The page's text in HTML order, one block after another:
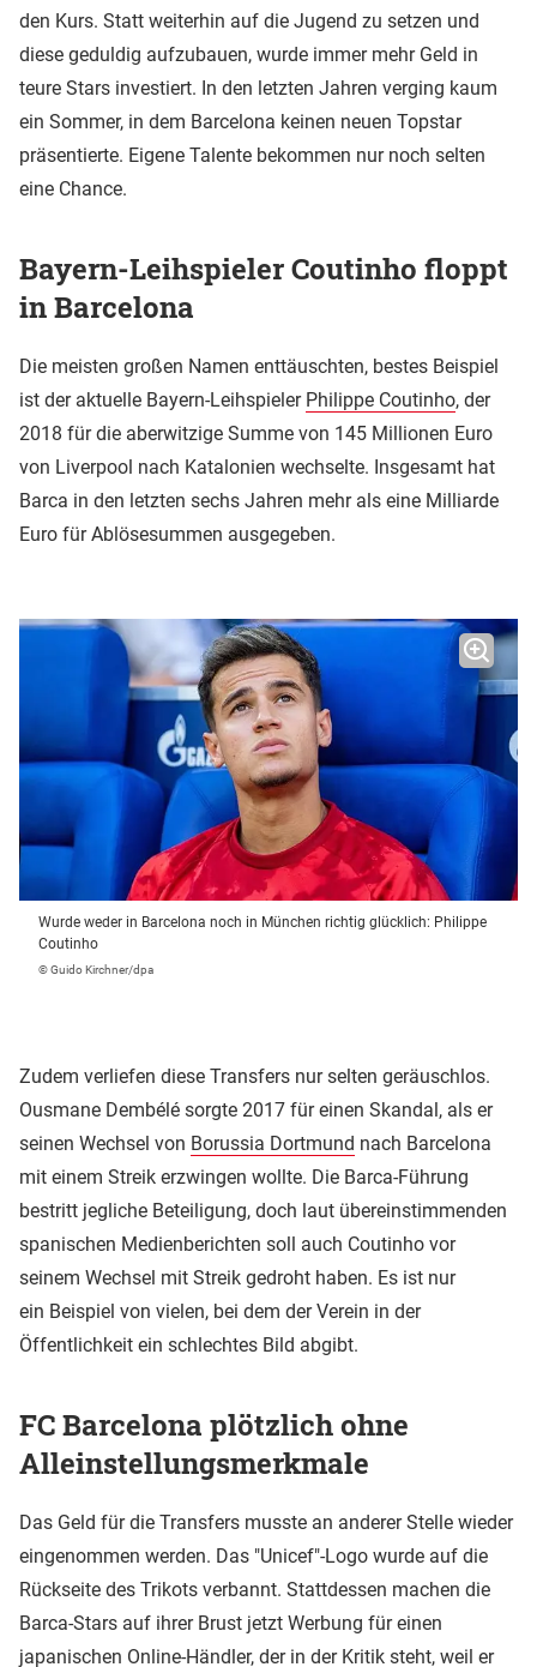
den Kurs. Statt weiterhin auf die Jugend zu setzen und
diese geduldig aufzubauen, wurde immer mehr Geld in
teure Stars investiert. In den letzten Jahren verging kaum
ein Sommer, in dem Barcelona keinen neuen Topstar
präsentierte. Eigene Talente bekommen nur noch selten
eine Chance.
Bayern-Leihspieler Coutinho floppt
in Barcelona
Die meisten großen Namen enttäuschten, bestes Beispiel
ist der aktuelle Bayern-Leihspieler Philippe Coutinho, der
2018 für die aberwitzige Summe von 145 Millionen Euro
von Liverpool nach Katalonien wechselte. Insgesamt hat
Barca in den letzten sechs Jahren mehr als eine Milliarde
Euro für Ablösesummen ausgegeben.
Wurde weder in Barcelona noch in München richtig glücklich: Philippe
Coutinho
© Guido Kirchner/dpa
Zudem verliefen diese Transfers nur selten geräuschlos.
Ousmane Dembélé sorgte 2017 für einen Skandal, als er
seinen Wechsel von Borussia Dortmund nach Barcelona
mit einem Streik erzwingen wollte. Die Barca-Führung
bestritt jegliche Beteiligung, doch laut übereinstimmenden
spanischen Medienberichten soll auch Coutinho vor
seinem Wechsel mit Streik gedroht haben. Es ist nur
ein Beispiel von vielen, bei dem der Verein in der
Öffentlichkeit ein schlechtes Bild abgibt.
FC Barcelona plötzlich ohne
Alleinstellungsmerkmale
Das Geld für die Transfers musste an anderer Stelle wieder
eingenommen werden. Das "Unicef"-Logo wurde auf die
Rückseite des Trikots verbannt. Stattdessen machen die
Barca-Stars auf ihrer Brust jetzt Werbung für einen
japanischen Online-Händler, der in der Kritik steht, weil er